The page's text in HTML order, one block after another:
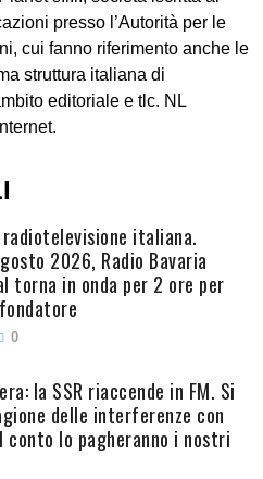
presso l’Autorità per le
cui fanno riferimento anche le
struttura italiana di
editoriale e tlc. NL
italiana.
2026, Radio Bavaria
torna in onda per 2 ore per
0
la SSR riaccende in FM. Si
delle interferenze con
conto lo pagheranno i nostri